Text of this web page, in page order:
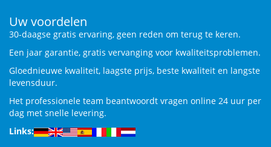
Uw voordelen
30-daagse gratis ervaring, geen reden om terug te keren.
Een jaar garantie, gratis vervanging voor kwaliteitsproblemen.
Gloednieuwe kwaliteit, laagste prijs, beste kwaliteit en langste
levensduur.
Het professionele team beantwoordt vragen online 24 uur per
dag met snelle levering.
Links: